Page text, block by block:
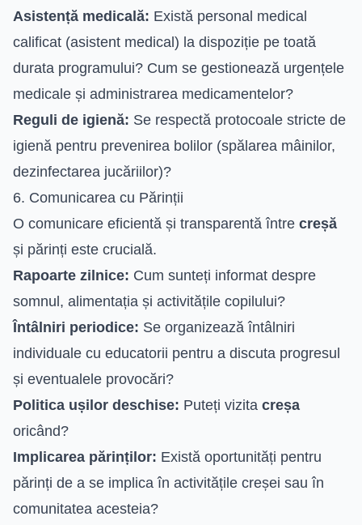
Asistență medicală: Există personal medical
calificat (asistent medical) la dispoziție pe toată
durata programului? Cum se gestionează urgențele
medicale și administrarea medicamentelor?
Reguli de igienă: Se respectă protocoale stricte de
igienă pentru prevenirea bolilor (spălarea mâinilor,
dezinfectarea jucăriilor)?
6. Comunicarea cu Părinții
O comunicare eficientă și transparentă între creșă
și părinți este crucială.
Rapoarte zilnice: Cum sunteți informat despre
somnul, alimentația și activitățile copilului?
Întâlniri periodice: Se organizează întâlniri
individuale cu educatorii pentru a discuta progresul
și eventualele provocări?
Politica ușilor deschise: Puteți vizita creșa
oricând?
Implicarea părinților: Există oportunități pentru
părinți de a se implica în activitățile creșei sau în
comunitatea acesteia?